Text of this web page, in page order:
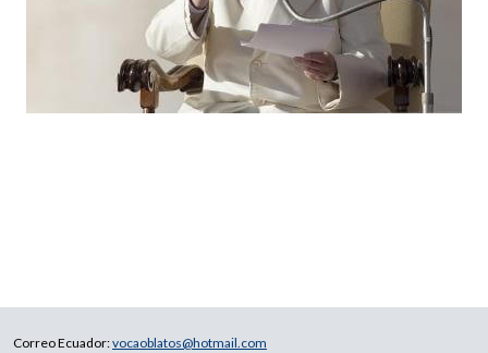
Correo Ecuador:vocaoblatos@hotmail.com